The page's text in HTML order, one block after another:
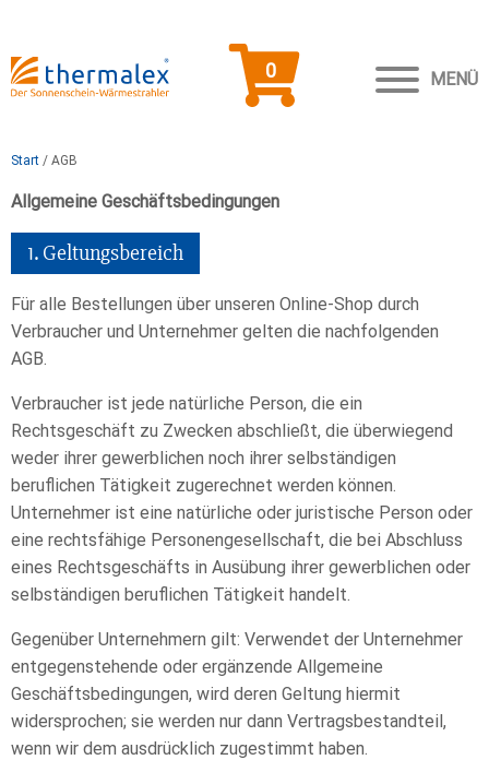
0 MENÜ
Start / AGB
Allgemeine Geschäftsbedingungen
1. Geltungsbereich
Für alle Bestellungen über unseren Online-Shop durch
Verbraucher und Unternehmer gelten die nachfolgenden
AGB.
Verbraucher ist jede natürliche Person, die ein
Rechtsgeschäft zu Zwecken abschließt, die überwiegend
weder ihrer gewerblichen noch ihrer selbständigen
beruflichen Tätigkeit zugerechnet werden können.
Unternehmer ist eine natürliche oder juristische Person oder
eine rechtsfähige Personengesellschaft, die bei Abschluss
eines Rechtsgeschäfts in Ausübung ihrer gewerblichen oder
selbständigen beruflichen Tätigkeit handelt.
Gegenüber Unternehmern gilt: Verwendet der Unternehmer
entgegenstehende oder ergänzende Allgemeine
Geschäftsbedingungen, wird deren Geltung hiermit
widersprochen; sie werden nur dann Vertragsbestandteil,
wenn wir dem ausdrücklich zugestimmt haben.